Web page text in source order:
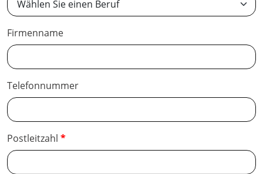
Firmenname
Telefonnummer
Postleitzahl